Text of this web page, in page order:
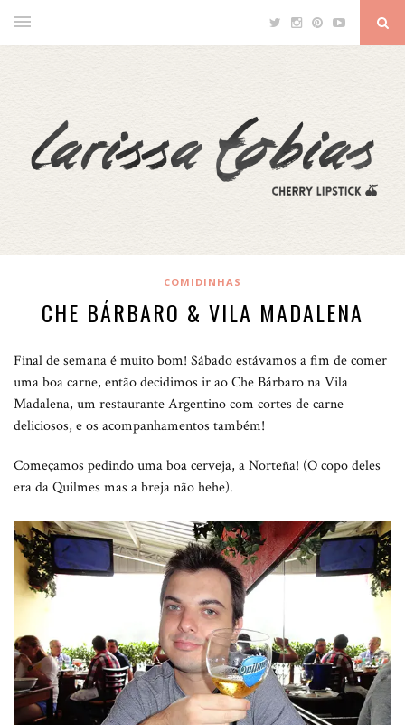
COMIDINHAS
CHE BÁRBARO & VILA MADALENA
Final de semana é muito bom! Sábado estávamos a fim de comer
uma boa carne, então decidimos ir ao Che Bárbaro na Vila
Madalena, um restaurante Argentino com cortes de carne
deliciosos, e os acompanhamentos também!
Começamos pedindo uma boa cerveja, a Norteña! (O copo deles
era da Quilmes mas a breja não hehe).